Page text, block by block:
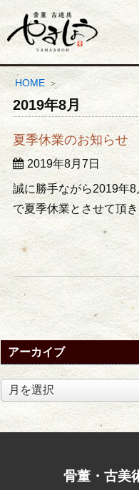
HOME
2019年8月
夏季休業のお知らせ
2019年8月7日
誠に勝手ながら2019年
で夏季休業とさせて頂
が、何卒ご理解頂けま
子メール・お問い合わ
合わせにつきましては
次対応させ ...
アーカイブ
ア
ー
カ
イ
骨董・古美